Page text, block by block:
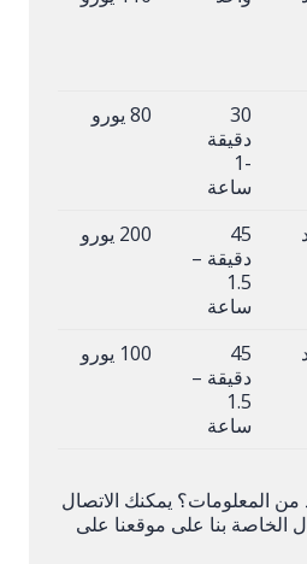
30
دقيقة
-1
ساعة
80 يورو
45
دقيقة –
1.5
ساعة
200 يورو
45
دقيقة –
1.5
ساعة
100 يورو
من المعلومات؟ يمكنك الاتصال
الخاصة بنا على موقعنا على